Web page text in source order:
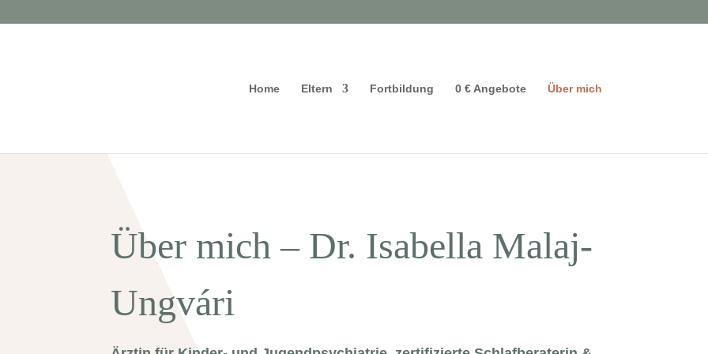
Home Eltern Fortbildung 0 € Angebote Über mich
Über mich – Dr. Isabella Malaj-
Ungvári